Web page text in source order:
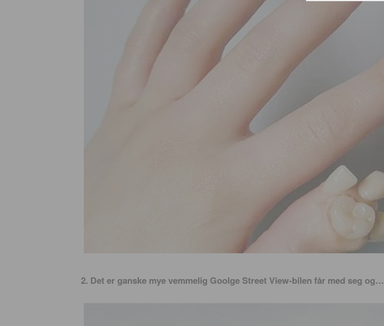
2. Det er ganske mye vemmelig Goolge Street View-bilen får med seg og…